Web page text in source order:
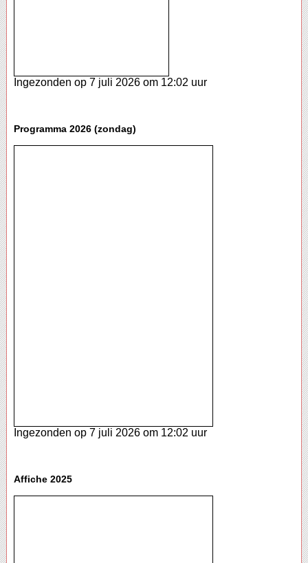
Ingezonden op 7 juli 2026 om 12:02 uur
Programma 2026 (zondag)
Ingezonden op 7 juli 2026 om 12:02 uur
Affiche 2025